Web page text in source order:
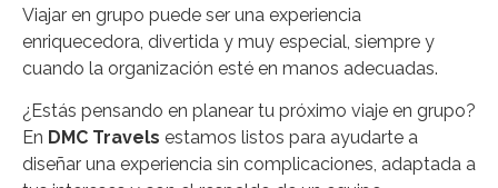
Viajar en grupo puede ser una experiencia
enriquecedora, divertida y muy especial, siempre y
cuando la organización esté en manos adecuadas.
¿Estás pensando en planear tu próximo viaje en grupo?
En DMC Travels estamos listos para ayudarte a
diseñar una experiencia sin complicaciones, adaptada a